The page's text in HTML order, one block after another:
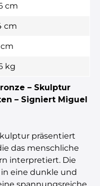
cm
cm
kg
– Skulptur
– Signiert Miguel
präsentiert
das menschliche
interpretiert. Die
eine dunkle und
spannungsreiche